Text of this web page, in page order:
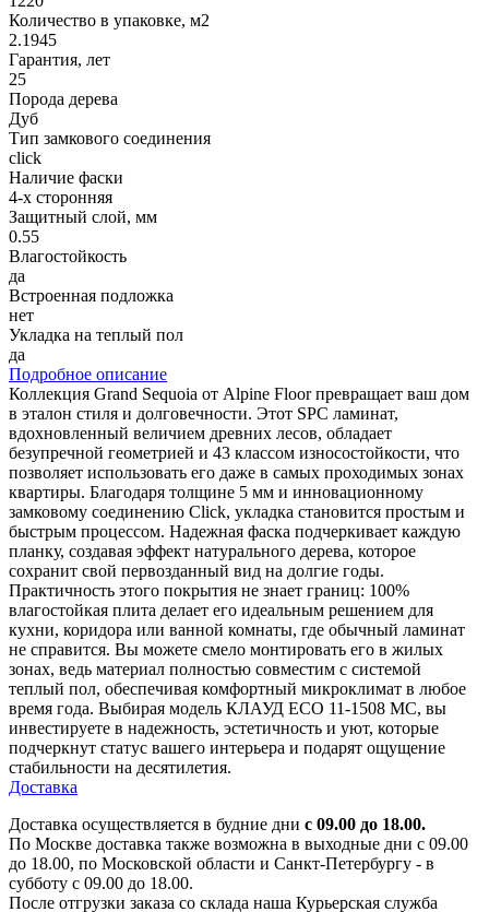
Количество в упаковке, м2
2.1945
Гарантия, лет
25
Порода дерева
Дуб
Тип замкового соединения
click
Наличие фаски
4-х сторонняя
Защитный слой, мм
0.55
Влагостойкость
да
Встроенная подложка
нет
Укладка на теплый пол
да
Подробное описание
Коллекция Grand Sequoia от Alpine Floor превращает ваш дом
в эталон стиля и долговечности. Этот SPC ламинат,
вдохновленный величием древних лесов, обладает
безупречной геометрией и 43 классом износостойкости, что
позволяет использовать его даже в самых проходимых зонах
квартиры. Благодаря толщине 5 мм и инновационному
замковому соединению Click, укладка становится простым и
быстрым процессом. Надежная фаска подчеркивает каждую
планку, создавая эффект натурального дерева, которое
сохранит свой первозданный вид на долгие годы.
Практичность этого покрытия не знает границ: 100%
влагостойкая плита делает его идеальным решением для
кухни, коридора или ванной комнаты, где обычный ламинат
не справится. Вы можете смело монтировать его в жилых
зонах, ведь материал полностью совместим с системой
теплый пол, обеспечивая комфортный микроклимат в любое
время года. Выбирая модель КЛАУД ECO 11-1508 MC, вы
инвестируете в надежность, эстетичность и уют, которые
подчеркнут статус вашего интерьера и подарят ощущение
стабильности на десятилетия.
Доставка
Доставка осуществляется в будние дни с 09.00 до 18.00.
По Москве доставка также возможна в выходные дни с 09.00
до 18.00, по Московской области и Санкт-Петербургу - в
субботу с 09.00 до 18.00.
После отгрузки заказа со склада наша Курьерская служба